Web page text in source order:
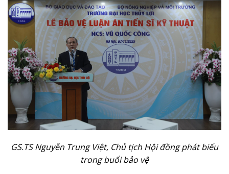
GS.TS Nguyễn Trung Việt, Chủ tịch Hội đồng phát biểu
trong buổi bảo vệ